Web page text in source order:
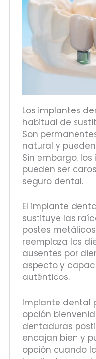
Los implantes
habitual de
Son
natural y
Sin embargo,
pueden ser
seguro dental.
El implante
sustituye las
postes
reemplaza los
ausentes por
aspecto y
auténticos.
Implante dental
opción
dentaduras
encajan bien y
opción cuando